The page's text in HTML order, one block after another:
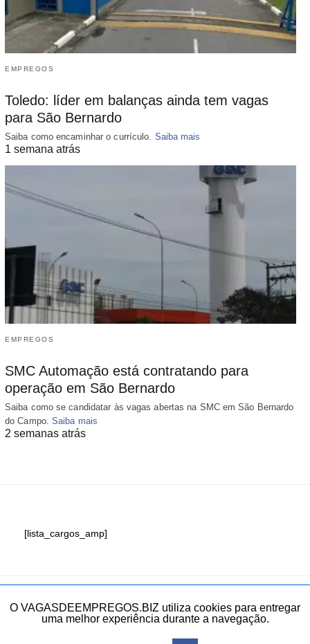
EMPREGOS
Toledo: líder em balanças ainda tem vagas
para São Bernardo
Saiba como encaminhar o currículo. Saiba mais
1 semana atrás
EMPREGOS
SMC Automação está contratando para
operação em São Bernardo
Saiba como se candidatar às vagas abertas na SMC em São Bernardo
do Campo. Saiba mais
2 semanas atrás
[lista_cargos_amp]
Fale conosco
O VAGASDEEMPREGOS.BIZ utiliza cookies para entregar
uma melhor experiência durante a navegação.